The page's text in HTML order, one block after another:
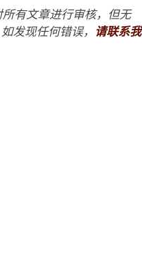
有文章进行审核，但无
发现任何错误， 请联系我